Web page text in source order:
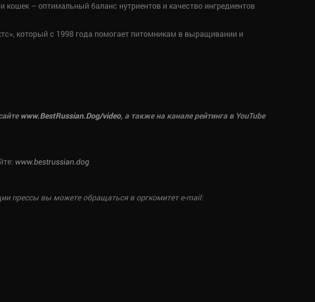
кошек – оптимальный баланс нутриентов и качество ингредиентов
который с 1998 года помогает питомникам в выращивании и
www.BestRussian.Dog/video, а также на канале рейтинга в YouTube
www.bestrussian.dog
прессы вы можете обращаться в оргкомитет e-mail: